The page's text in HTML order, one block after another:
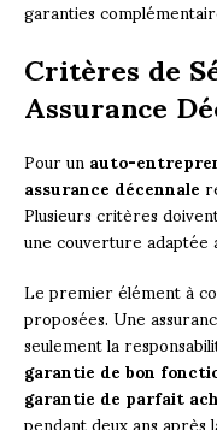
garanties
Critères de
Assurance
Pour unauto-
assurance décennale
Plusieurs critères
une couverture adaptée
Le premier élément à
proposées. Une
seulement la
garantie de bon
garantie de parfait